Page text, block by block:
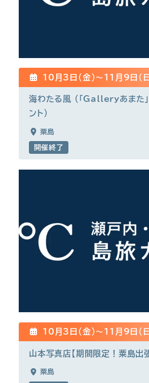
10月3日(金)〜11月9日(
海わたる風 (「Galleryあまた」
ント)
粟島
開催終了
10月3日(金)〜11月9日(
山本写真店【期間限定！粟島出
粟島